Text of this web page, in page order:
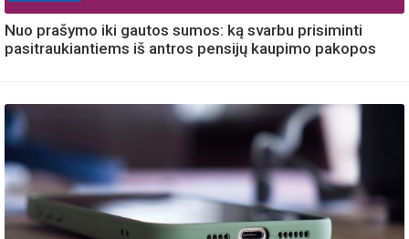
Nuo prašymo iki gautos sumos: ką svarbu prisiminti
pasitraukiantiems iš antros pensijų kaupimo pakopos